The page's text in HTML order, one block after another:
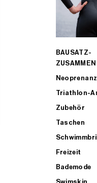
BAUSATZ-
Triathlon-
Zubehör
Taschen
Freizeit
Bademode